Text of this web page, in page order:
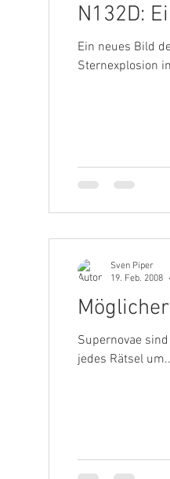
N132D:
Ein neues Bild
Sternexplosion
Supernovae
jedes Rätsel
Sven Piper
19. Feb. 2008